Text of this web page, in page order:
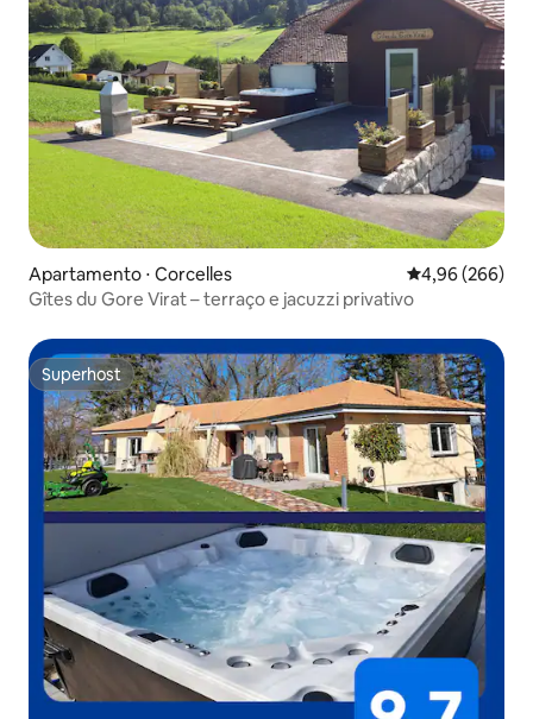
Apartamento ⋅ Corcelles 4,96 de uma
4,96 (266)
Gîtes du Gore Virat – terraço e jacuzzi privativo
Superhost
Superhost